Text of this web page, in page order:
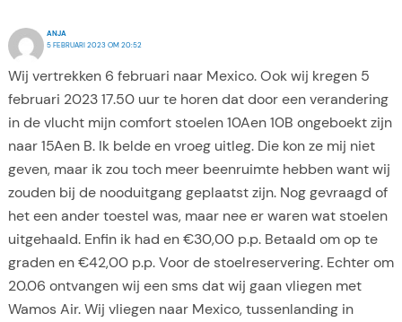
ANJA
5 FEBRUARI 2023 OM 20:52
Wij vertrekken 6 februari naar Mexico. Ook wij kregen 5
februari 2023 17.50 uur te horen dat door een verandering
in de vlucht mijn comfort stoelen 10Aen 10B ongeboekt zijn
naar 15Aen B. Ik belde en vroeg uitleg. Die kon ze mij niet
geven, maar ik zou toch meer beenruimte hebben want wij
zouden bij de nooduitgang geplaatst zijn. Nog gevraagd of
het een ander toestel was, maar nee er waren wat stoelen
uitgehaald. Enfin ik had en €30,00 p.p. Betaald om op te
graden en €42,00 p.p. Voor de stoelreservering. Echter om
20.06 ontvangen wij een sms dat wij gaan vliegen met
Wamos Air. Wij vliegen naar Mexico, tussenlanding in